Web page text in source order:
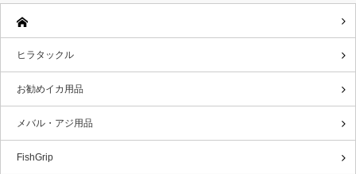
ヒラタックル
お勧めイカ用品
メバル・アジ用品
FishGrip